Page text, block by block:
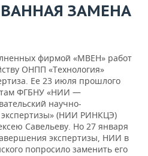
ЗАМЕНА
фирмой «МВЕН» работ
ОНПП «Технология»
Ее 23 июля прошлого
ФГБНУ «НИИ —
научно-
(НИИ РИНКЦЭ)
Савельеву. Но 27 января
экспертизы, НИИ в
попросило заменить его